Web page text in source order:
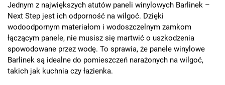
Jednym z największych atutów paneli winylowych Barlinek –
Next Step jest ich odporność na wilgoć. Dzięki
wodoodpornym materiałom i wodoszczelnym zamkom
łączącym panele, nie musisz się martwić o uszkodzenia
spowodowane przez wodę. To sprawia, że panele winylowe
Barlinek są idealne do pomieszczeń narażonych na wilgoć,
takich jak kuchnia czy łazienka.